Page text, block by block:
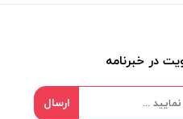
در خبرنامه
ارسال